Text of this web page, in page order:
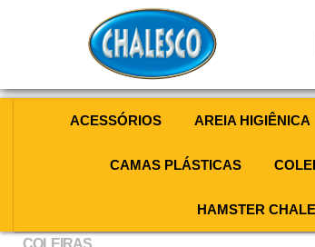
ACESSÓRIOS AREIA HIGIÊNICA
CAMAS PLÁSTICAS
HAMSTER
COLEIRAS